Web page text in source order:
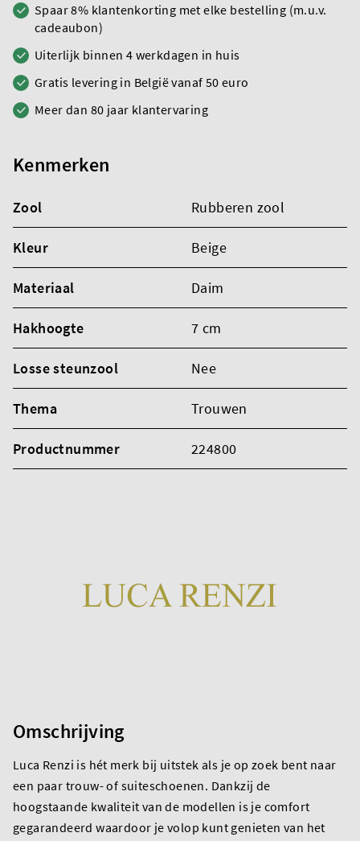
Spaar 8% klantenkorting met elke bestelling (m.u.v.
cadeaubon)
Uiterlijk binnen 4 werkdagen in huis
Gratis levering in België vanaf 50 euro
Meer dan 80 jaar klantervaring
Kenmerken
Zool Rubberen zool
Kleur Beige
Materiaal Daim
Hakhoogte 7 cm
Losse steunzool Nee
Thema Trouwen
Productnummer 224800
Omschrijving
Luca Renzi is hét merk bij uitstek als je op zoek bent naar
een paar trouw- of suiteschoenen. Dankzij de
hoogstaande kwaliteit van de modellen is je comfort
gegarandeerd waardoor je volop kunt genieten van het